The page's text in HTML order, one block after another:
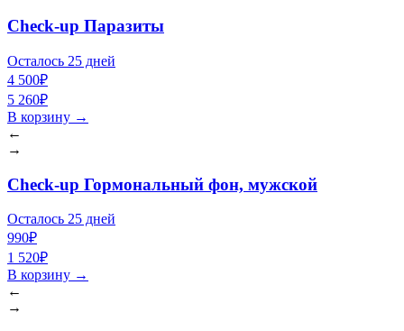
Check-up Паразиты
Осталось 25 дней
4 500₽
5 260₽
В корзину →
←
→
Check-up Гормональный фон, мужской
Осталось 25 дней
990₽
1 520₽
В корзину →
←
→